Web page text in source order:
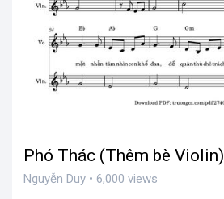
Phó Thác (Thêm bè Violin)
Nguyễn Duy • 6,000 views